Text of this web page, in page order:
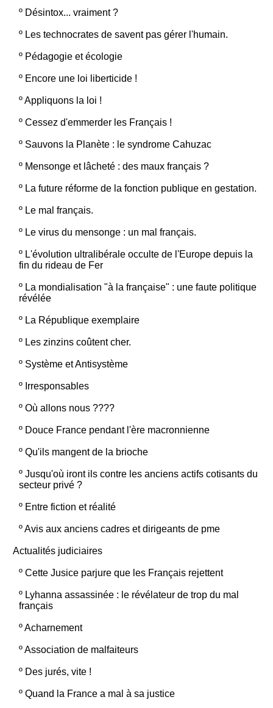
º Désintox... vraiment ?
º Les technocrates de savent pas gérer l'humain.
º Pédagogie et écologie
º Encore une loi liberticide !
ºAppliquons la loi !
º Cessez d'emmerder les Français !
º Sauvons la Planète : le syndrome Cahuzac
º Mensonge et lâcheté : des maux français ?
º La future réforme de la fonction publique en gestation.
º Le mal français.
º Le virus du mensonge : un mal français.
º L'évolution ultralibérale occulte de l'Europe depuis la
fin du rideau de Fer
º La mondialisation "à la française" : une faute politique
révélée
º La République exemplaire
º Les zinzins coûtent cher.
º Système et Antisystème
º Irresponsables
º Où allons nous ????
º Douce France pendant l'ère macronnienne
º Qu'ils mangent de la brioche
º Jusqu'où iront ils contre les anciens actifs cotisants du
secteur privé ?
º Entre fiction et réalité
ºAvis aux anciens cadres et dirigeants de pme
Actualités judiciaires
º Cette Jusice parjure que les Français rejettent
º Lyhanna assassinée : le révélateur de trop du mal
français
ºAcharnement
ºAssociation de malfaiteurs
º Des jurés, vite !
º Quand la France a mal à sa justice